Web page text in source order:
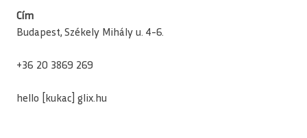
Cím
Budapest, Székely Mihály u. 4-6.
+36 20 3869 269
hello [kukac] glix.hu